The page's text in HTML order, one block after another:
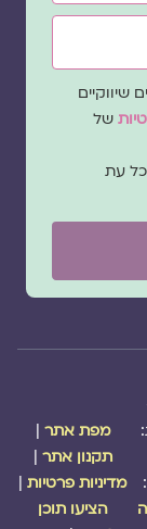
של
עת
מפת אתר|
תקנון אתר|
מדיניות פרטיות|
הציעו תוכן